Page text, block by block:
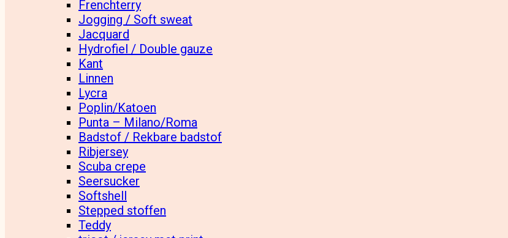
Frenchterry
Jogging / Soft sweat
Jacquard
Hydrofiel / Double gauze
Kant
Linnen
Lycra
Poplin/Katoen
Punta – Milano/Roma
Badstof / Rekbare badstof
Ribjersey
Scuba crepe
Seersucker
Softshell
Stepped stoffen
Teddy